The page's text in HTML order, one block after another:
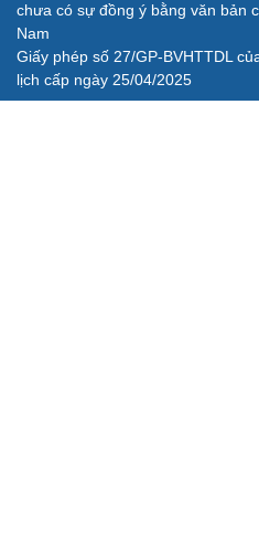
chưa có sự đồng ý bằng văn bản
Nam
Giấy phép số 27/GP-BVHTTDL
lịch cấp ngày 25/04/2025